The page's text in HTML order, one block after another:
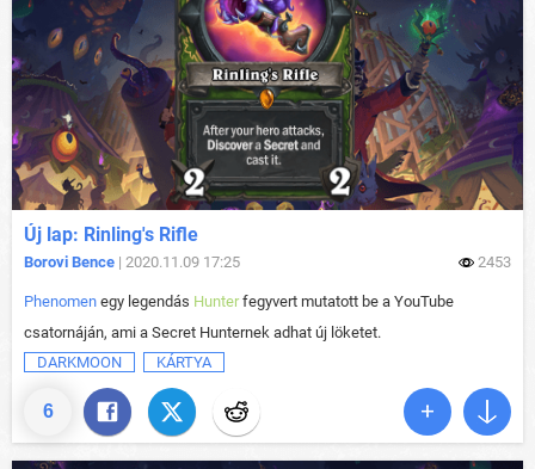
6
Új lap: Rinling's Rifle
Borovi Bence | 2020.11.09 17:25 2453
Phenomen egy legendás Hunterfegyvert mutatott be a YouTube
csatornáján, ami a Secret Hunternek adhat új löketet.
DARKMOON
KÁRTYA